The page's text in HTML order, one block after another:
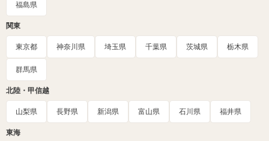
福島県
関東
東京都 神奈川県 埼玉県 千葉県 茨城県 栃木県
群馬県
北陸・甲信越
山梨県 長野県 新潟県 富山県 石川県 福井県
東海